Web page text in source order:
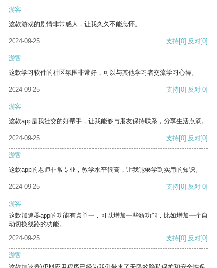
游客
这款游戏的剧情非常感人，让我久久不能忘怀。
2024-09-25 支持[0] 反对[0]
游客
这款学习软件的社区氛围非常好，可以与其他学习者交流学习心得。
2024-09-25 支持[0] 反对[0]
游客
这款app是我社交的好帮手，让我能够与朋友保持联系，分享生活点滴。
2024-09-25 支持[0] 反对[0]
游客
这款app的老师非常专业，教学水平很高，让我能够学到实用的知识。
2024-09-25 支持[0] 反对[0]
游客
这款加速器app的功能有点单一，可以增加一些新功能，比如增加一个自
动切换线路的功能。
2024-09-25
支持[0] 反对[0]
游客